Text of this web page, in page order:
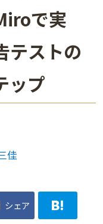
で実
テストの
ップ
佳
シェア